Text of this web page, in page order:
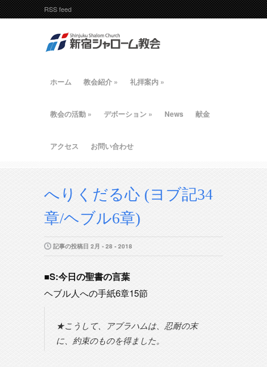
RSS feed
ホーム 教会紹介 » 礼拝案内 »
教会の活動 » デボーション » News 献金
アクセス お問い合わせ
へりくだる心 (ヨブ記34
章/ヘブル6章)
記事の投稿日 2月 - 28 - 2018
■S:今日の聖書の言葉
ヘブル人への手紙6章15節
★こうして、アブラハムは、忍耐の末
に、約束のものを得ました。